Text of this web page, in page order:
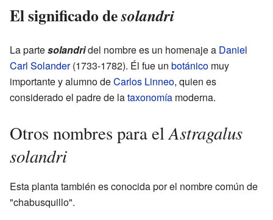
El significado desolandri
La partesolandridel nombre es un homenaje a Daniel
Carl Solander(1733-1782). Él fue un botánico muy
importante y alumno deCarlos Linneo, quien es
considerado el padre de lataxonomía moderna.
Otros nombres para elAstragalus
solandri
Esta planta también es conocida por el nombre común de
"chabusquillo".